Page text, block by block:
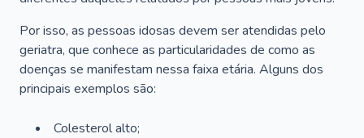
Por isso, as pessoas idosas devem ser atendidas pelo
geriatra, que conhece as particularidades de como as
doenças se manifestam nessa faixa etária. Alguns dos
principais exemplos são:
Colesterol alto;